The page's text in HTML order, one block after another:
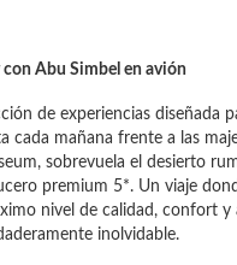
con Abu Simbel en avión
de experiencias diseñada
mañana frente a las
sobrevuela el desierto
premium 5*. Un viaje
nivel de calidad, confort
inolvidable.